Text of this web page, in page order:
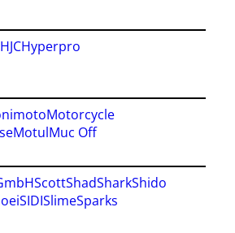
HJCHyperpro
Motorcycle
MotulMuc Off
ScottShadSharkShido
SIDISlimeSparks